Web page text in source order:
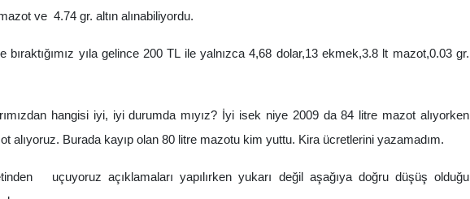
ve 4.74 gr. altın alınabiliyordu.
yıla gelince 200 TL ile yalnızca 4,68 dolar,13 ekmek,3.8 lt mazot,0.03 gr.
hangisi iyi, iyi durumda mıyız? İyi isek niye 2009 da 84 litre mazot alıyorken
alıyoruz. Burada kayıp olan 80 litre mazotu kim yuttu. Kira ücretlerini yazamadım.
uçuyoruz açıklamaları yapılırken yukarı değil aşağıya doğru düşüş olduğu